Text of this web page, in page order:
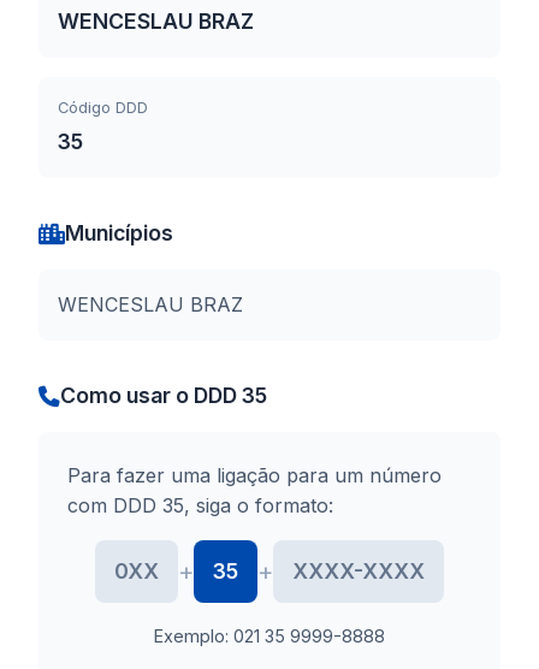
WENCESLAU BRAZ
Código DDD
35
Municípios
WENCESLAU BRAZ
Como usar o DDD 35
Para fazer uma ligação para um número
com DDD 35, siga o formato:
0XX + 35 + XXXX-XXXX
Exemplo: 021 35 9999-8888